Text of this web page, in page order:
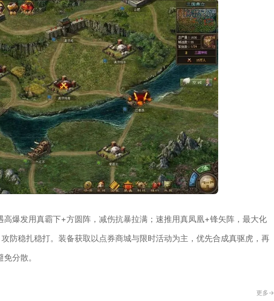
高爆发用真霸下+方圆阵，减伤抗暴拉满；速推用真凤凰+锋矢阵，最大化
防稳扎稳打。装备获取以点券商城与限时活动为主，优先合成真驱虎，再
分散。
更多->